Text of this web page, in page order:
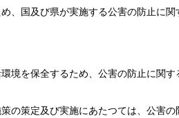
、国及び県が実施する公害の防止に
境を保全するため、公害の防止に関
の策定及び実施にあたつては、公害の